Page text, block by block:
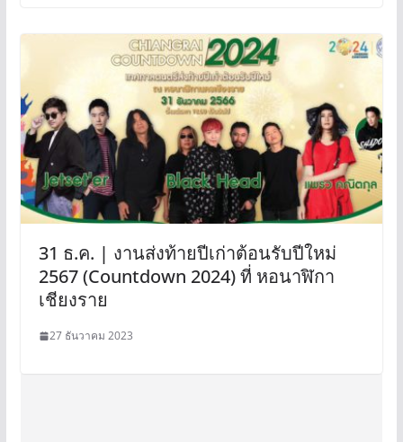
31 ธ.ค. | งานส่งท้ายปีเก่าต้อนรับปีใหม่
2567 (Countdown 2024) ที่ หอนาฬิกา
เชียงราย
27 ธันวาคม 2023